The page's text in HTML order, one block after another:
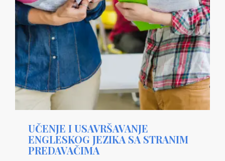
UČENJE I USAVRŠAVANJE
ENGLESKOG JEZIKA SA STRANIM
PREDAVAČIMA